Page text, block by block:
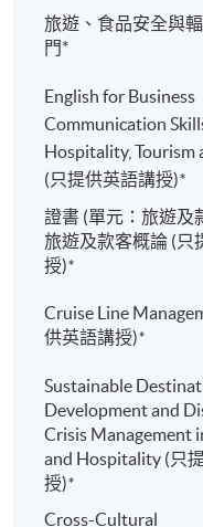
旅遊、食品安全與
門*
English for Business
Communication
Hospitality, Tourism
(只提供英語講授)*
證書 (單元：旅遊及
旅遊及款客概論 (只
授)*
Cruise Line
供英語講授)*
Sustainable
Development and
Crisis Management
and Hospitality (只
授)*
Cross-Cultural